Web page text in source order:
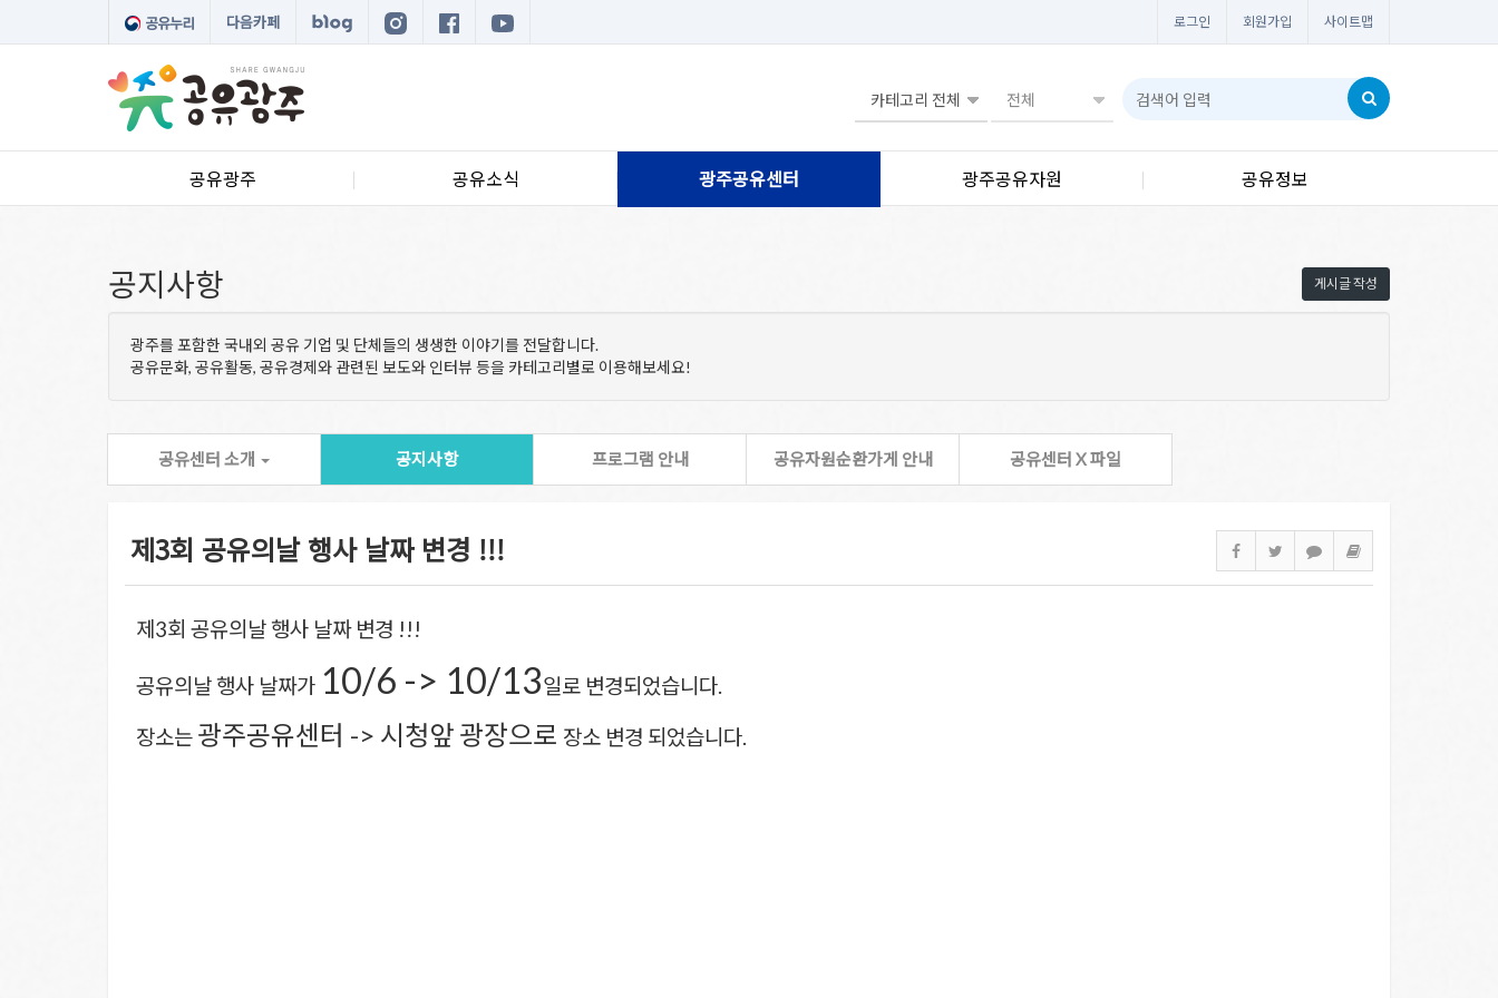
다음카페 로그인 회원가입 사이트맵
공유광주 공유소식 광주공유센터 광주공유자원 공유정보
게시글 작성
공지사항
광주를 포함한 국내외 공유 기업 및 단체들의 생생한 이야기를 전달합니다.
공유문화, 공유활동, 공유경제와 관련된 보도와 인터뷰 등을 카테고리별로 이용해보세요!
공유센터 소개 공지사항 프로그램 안내 공유자원순환가게 안내 공유센터 X 파일
제3회 공유의날 행사 날짜 변경 !!!
제3회 공유의날 행사 날짜 변경 !!!
공유의날 행사 날짜가 10/6 -> 10/13일로 변경되었습니다.
장소는 광주공유센터 -> 시청앞 광장으로 장소 변경 되었습니다.